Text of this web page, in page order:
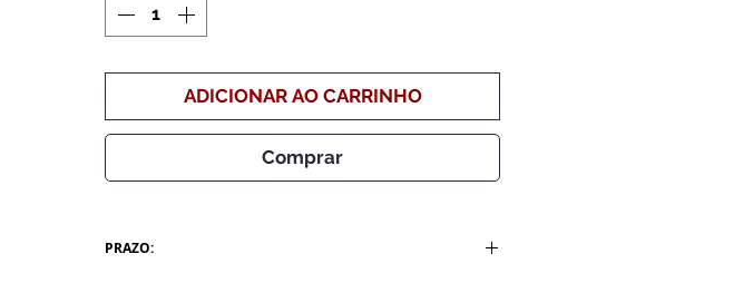
ADICIONAR AO CARRINHO
Comprar
PRAZO: